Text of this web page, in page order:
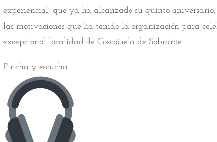
experiencial, que ya ha alcanzado su quinto aniversario.
las motivaciones que ha tenido la organización para
excepcional localidad de Coscojuela de Sobrarbe.
Pincha y escucha